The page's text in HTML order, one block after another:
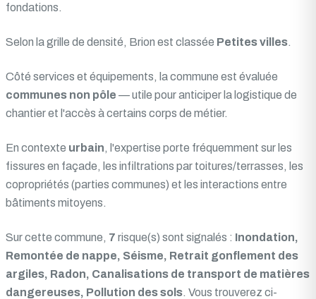
fondations.
Selon la grille de densité, Brion est classée Petites villes.
Côté services et équipements, la commune est évaluée
communes non pôle — utile pour anticiper la logistique de
chantier et l'accès à certains corps de métier.
En contexte urbain, l'expertise porte fréquemment sur les
fissures en façade, les infiltrations par toitures/terrasses, les
copropriétés (parties communes) et les interactions entre
bâtiments mitoyens.
Sur cette commune, 7 risque(s) sont signalés : Inondation,
Remontée de nappe, Séisme, Retrait gonflement des
argiles, Radon, Canalisations de transport de matières
dangereuses, Pollution des sols. Vous trouverez ci-